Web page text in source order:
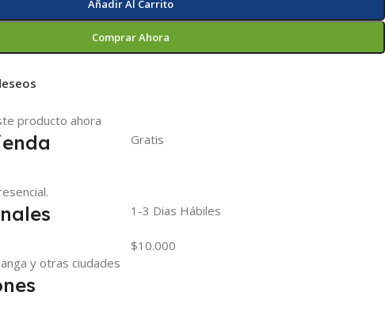
Añadir Al Carrito
Comprar Ahora
producto ahora
Gratis
y otras ciudades
1-3 Dias Hábiles
$10.000